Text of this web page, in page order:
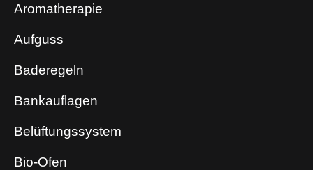
Aromatherapie
Aufguss
Baderegeln
Bankauflagen
Belüftungssystem
Bio-Ofen